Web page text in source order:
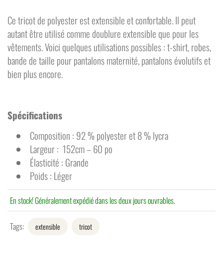
Ce tricot de polyester est extensible et confortable. Il peut
autant être utilisé comme doublure extensible que pour les
vêtements. Voici quelques utilisations possibles : t-shirt, robes,
bande de taille pour pantalons maternité, pantalons évolutifs et
bien plus encore.
Spécifications
Composition : 92 % polyester et 8 % lycra
Largeur : 152cm – 60 po
Élasticité : Grande
Poids : Léger
En stock! Généralement expédié dans les deux jours ouvrables.
Tags: extensible tricot